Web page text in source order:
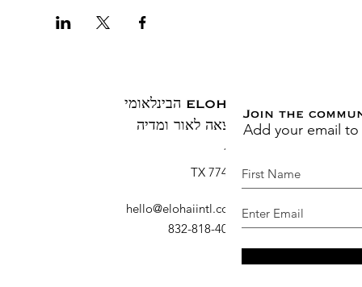
ELOHAI הבינלאומי
הוצאה לאור ומדיה
ברוש, TX 77410
דוא"ל:
hello@elohaiintl.com
טלפון: 832-818-4007
Join the
Add your email